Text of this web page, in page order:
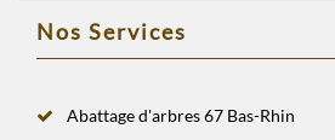
Nos Services
Abattage d'arbres 67 Bas-Rhin